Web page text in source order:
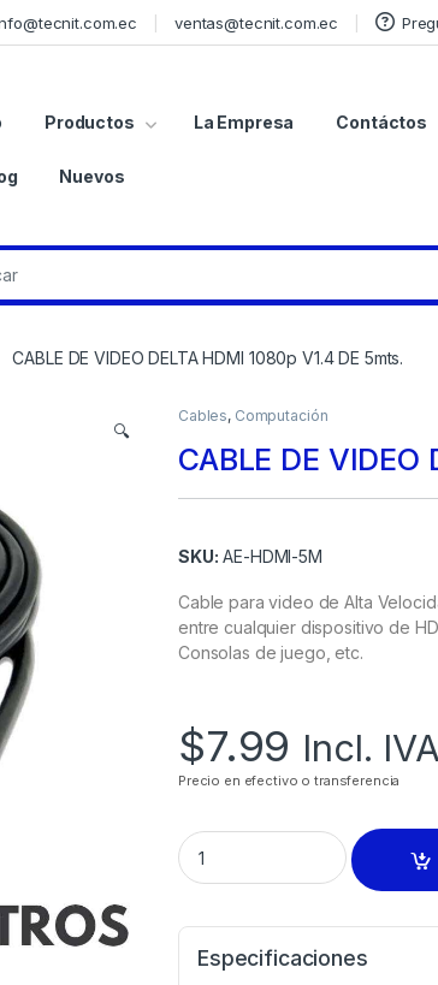
ventas@tecnit.com.ec
Productos La Empresa Contáctos
Nuevos
CABLE DE VIDEO DELTA HDMI 1080p V1.4 DE 5mts.
🔍
Cables, Computación
CABLE DE
SKU: AE-HDMI-5M
Cable para video de Alta
entre cualquier dispositivo de
Consolas de juego, etc.
$7.99 Incl. IVA
Precio en efectivo o transferencia
Especificaciones